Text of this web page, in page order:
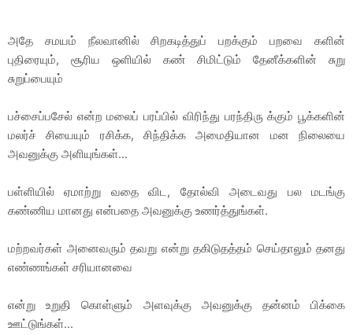
அதே சமயம் நீலவானில் சிறகடித்துப் பறக்கும் பறவை களின்
புதிரையும், சூரிய ஒளியில் கண் சிமிட்டும் தேனீக்களின் சுறு
சுறுப்பையும்
பச்சைப்பசேல் என்ற மலைப் பரப்பில் விரிந்து பரந்திரு க்கும் பூக்களின்
மலர்ச் சியையும் ரசிக்க, சிந்திக்க அமைதியான மன நிலையை
அவனுக்கு அளியுங்கள்...
பள்ளியில் ஏமாற்று வதை விட, தோல்வி அடைவது பல மடங்கு
கண்ணிய மானது என்பதை அவனுக்கு உணர்த்துங்கள்.
மற்றவர்கள் அனைவரும் தவறு என்று தகிடுதத்தம் செய்தாலும் தனது
எண்ணங்கள் சரியானவை
என்று உறுதி கொள்ளும் அளவுக்கு அவனுக்கு தன்னம் பிக்கை
ஊட்டுங்கள்...